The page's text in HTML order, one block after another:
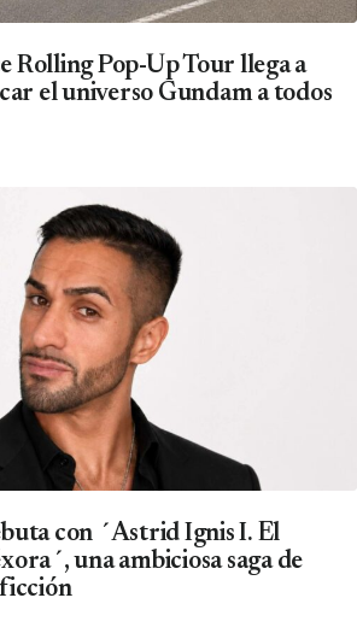
Rolling Pop-Up Tour llega a
el universo Gundam a todos
con ´Astrid Ignis I. El
una ambiciosa saga de